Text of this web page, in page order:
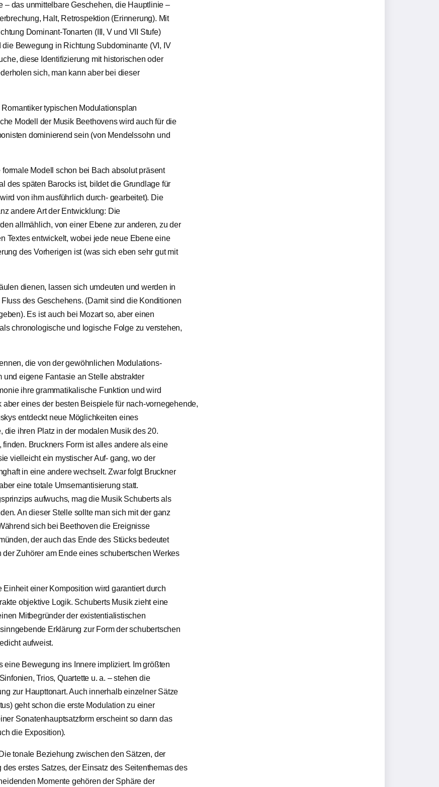
das unmittelbare Geschehen, die Hauptlinie –
Halt, Retrospektion (Erinnerung). Mit
Dominant-Tonarten (III, V und VII Stufe)
Bewegung in Richtung Subdominante (VI, IV
diese Identifizierung mit historischen oder
sich, man kann aber bei dieser
typischen Modulationsplan
Modell der Musik Beethovens wird auch für die
dominierend sein (von Mendelssohn und
Modell schon bei Bach absolut präsent
des späten Barocks ist, bildet die Grundlage für
von ihm ausführlich durch- gearbeitet). Die
andere Art der Entwicklung: Die
allmählich, von einer Ebene zur anderen, zu der
Textes entwickelt, wobei jede neue Ebene eine
des Vorherigen ist (was sich eben sehr gut mit
dienen, lassen sich umdeuten und werden in
des Geschehens. (Damit sind die Konditionen
Es ist auch bei Mozart so, aber einen
chronologische und logische Folge zu verstehen,
die von der gewöhnlichen Modulations-
eigene Fantasie an Stelle abstrakter
ihre grammatikalische Funktion und wird
eines der besten Beispiele für nach-vornegehende,
entdeckt neue Möglichkeiten eines
ihren Platz in der modalen Musik des 20.
Bruckners Form ist alles andere als eine
vielleicht ein mystischer Auf- gang, wo der
in eine andere wechselt. Zwar folgt Bruckner
eine totale Umsemantisierung statt.
aufwuchs, mag die Musik Schuberts als
An dieser Stelle sollte man sich mit der ganz
sich bei Beethoven die Ereignisse
der auch das Ende des Stücks bedeutet
Zuhörer am Ende eines schubertschen Werkes
einer Komposition wird garantiert durch
objektive Logik. Schuberts Musik zieht eine
Mitbegründer der existentialistischen
Erklärung zur Form der schubertschen
aufweist.
eine Bewegung ins Innere impliziert. Im größten
Trios, Quartette u. a. – stehen die
zur Haupttonart. Auch innerhalb einzelner Sätze
geht schon die erste Modulation zu einer
Sonatenhauptsatzform erscheint so dann das
die Exposition).
tonale Beziehung zwischen den Sätzen, der
erstes Satzes, der Einsatz des Seitenthemas des
Momente gehören der Sphäre der